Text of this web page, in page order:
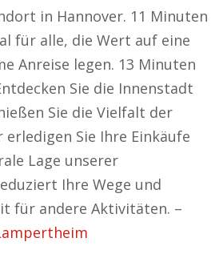
in Hannover. 11 Minuten
für alle, die Wert auf eine
Anreise legen. 13 Minuten
Sie die Innenstadt
Sie die Vielfalt der
Sie Ihre Einkäufe
Lage unserer
Ihre Wege und
für andere Aktivitäten. –